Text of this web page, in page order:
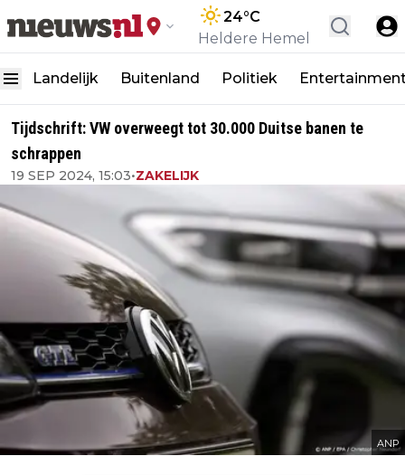
24°C
Heldere Hemel
Landelijk Buitenland Politiek
Tijdschrift: VW overweegt tot 30.000 Duitse banen te
schrappen
19 SEP 2024, 15:03•ZAKELIJK
ANP